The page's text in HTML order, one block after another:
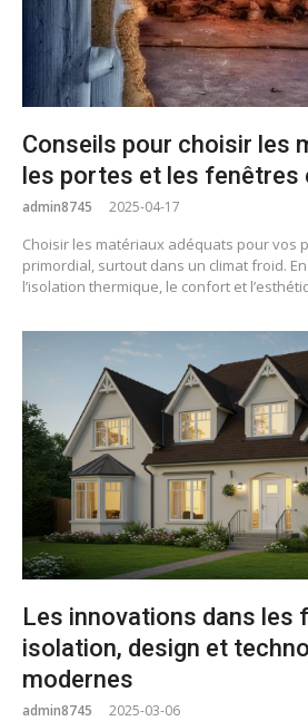
Conseils pour choisir les
les portes et les fenêtres
admin8745 2025-04-17
Choisir les matériaux adéquats pour vos
primordial, surtout dans un climat froid.
l’isolation thermique, le confort et
Les innovations dans les
isolation, design et
modernes
admin8745 2025-03-06